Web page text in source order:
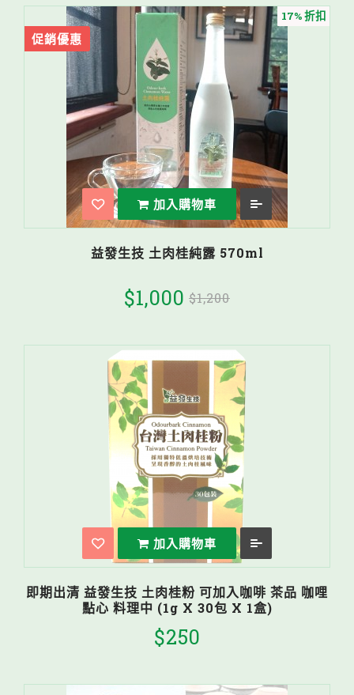
促銷優惠
17% 折扣
加入購物車
益發生技 土肉桂純露 570ml
$1,000 $1,200
加入購物車
即期出清 益發生技 土肉桂粉 可加入咖啡 茶品 咖哩
點心 料理中 (1g X 30包 X 1盒)
$250